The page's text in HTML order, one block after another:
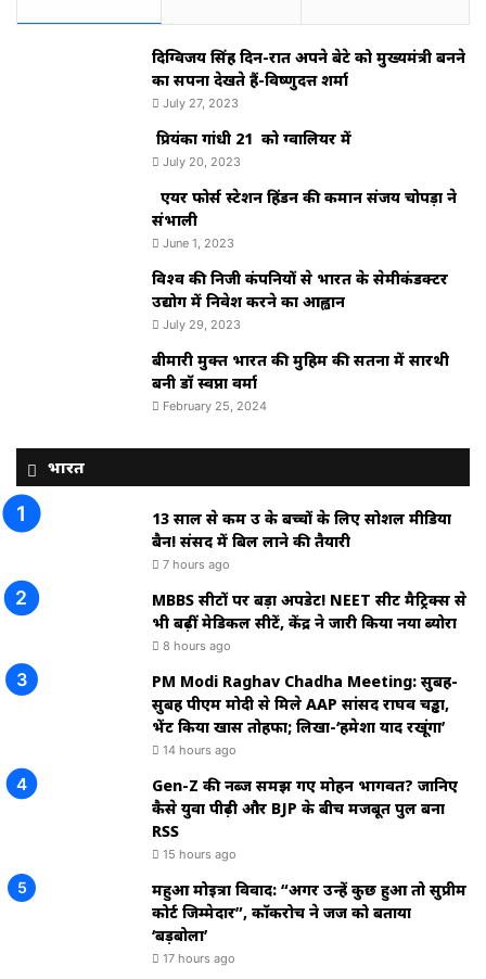
दिग्विजय सिंह दिन-रात अपने बेटे को मुख्यमंत्री बनने
का सपना देखते हैं-विष्णुदत्त शर्मा
July 27, 2023
प्रियंका गांधी 21 को ग्वालियर में
July 20, 2023
एयर फोर्स स्टेशन हिंडन की कमान संजय चोपड़ा ने
संभाली
June 1, 2023
विश्‍व की निजी कंपनियों से भारत के सेमीकंडक्टर
उद्योग में निवेश करने का आह्वान
July 29, 2023
बीमारी मुक्त भारत की मुहिम की सतना में सारथी
बनी डाॅ स्वप्ना वर्मा
February 25, 2024
भारत
13 साल से कम उम्र के बच्चों के लिए सोशल मीडिया
बैन! संसद में बिल लाने की तैयारी
7 hours ago
MBBS सीटों पर बड़ा अपडेट! NEET सीट मैट्रिक्स से
भी बढ़ीं मेडिकल सीटें, केंद्र ने जारी किया नया ब्योरा
8 hours ago
PM Modi Raghav Chadha Meeting: सुबह-
सुबह पीएम मोदी से मिले AAP सांसद राघव चड्ढा,
भेंट किया खास तोहफा; लिखा-‘हमेशा याद रखूंगा’
14 hours ago
Gen-Z की नब्ज समझ गए मोहन भागवत? जानिए
कैसे युवा पीढ़ी और BJP के बीच मजबूत पुल बना
RSS
15 hours ago
महुआ मोइत्रा विवाद: “अगर उन्हें कुछ हुआ तो सुप्रीम
कोर्ट जिम्मेदार”, कॉकरोच ने जज को बताया
‘बड़बोला’
17 hours ago